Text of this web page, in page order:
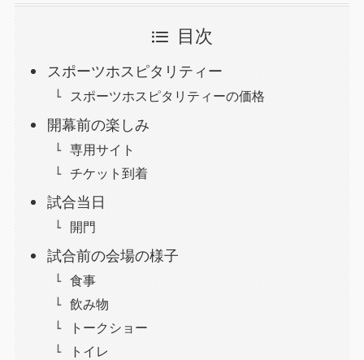
目次
スポーツホスピタリティー
スポーツホスピタリティーの価格
開幕前の楽しみ
専用サイト
チケット到着
試合当日
開門
試合前の会場の様子
食事
飲み物
トークショー
トイレ